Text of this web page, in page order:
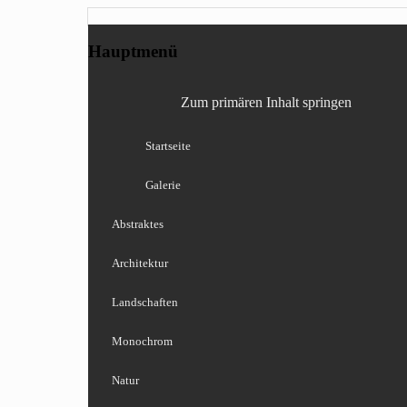
Fotoblog web-
Hauptmenü
Zum primären Inhalt springen
Startseite
Galerie
Abstraktes
Architektur
Landschaften
Monochrom
Natur